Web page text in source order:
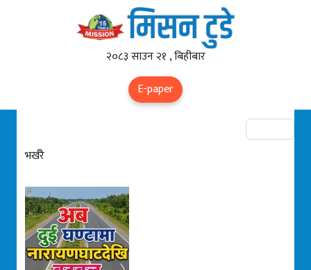
२०८३ साउन २१ , बिहीबार
E-paper
भर्खरै